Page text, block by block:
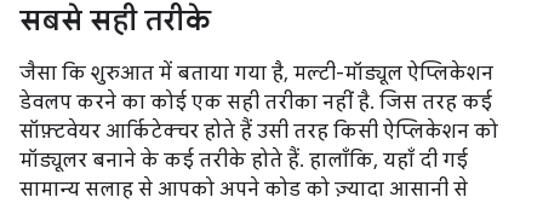
सबसे सही तरीके
जैसा कि शुरुआत में बताया गया है, मल्टी-मॉड्यूल ऐप्लिकेशन
डेवलप करने का कोई एक सही तरीका नहीं है. जिस तरह कई
सॉफ़्टवेयर आर्किटेक्चर होते हैं उसी तरह किसी ऐप्लिकेशन को
मॉड्यूलर बनाने के कई तरीके होते हैं. हालाँकि, यहाँ दी गई
सामान्य सलाह से आपको अपने कोड को ज़्यादा आसानी से